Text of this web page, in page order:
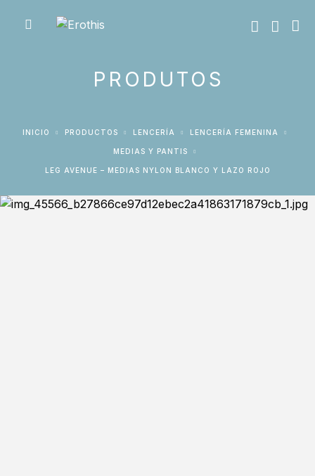
PRODUTOS
INICIO PRODUCTOS LENCERÍA LENCERÍA FEMENINA
MEDIAS Y PANTIS
LEG AVENUE – MEDIAS NYLON BLANCO Y LAZO ROJO